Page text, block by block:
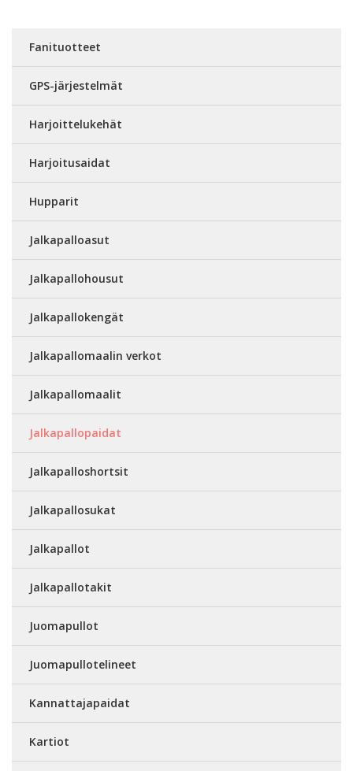
Fanituotteet
GPS-järjestelmät
Harjoittelukehät
Harjoitusaidat
Hupparit
Jalkapalloasut
Jalkapallohousut
Jalkapallokengät
Jalkapallomaalin verkot
Jalkapallomaalit
Jalkapallopaidat
Jalkapalloshortsit
Jalkapallosukat
Jalkapallot
Jalkapallotakit
Juomapullot
Juomapullotelineet
Kannattajapaidat
Kartiot